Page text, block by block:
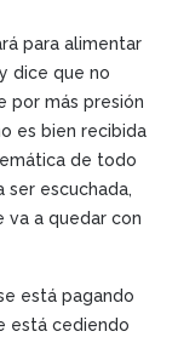
para alimentar
dice que no
por más presión
es bien recibida
de todo
ser escuchada,
va a quedar con
está pagando
está cediendo